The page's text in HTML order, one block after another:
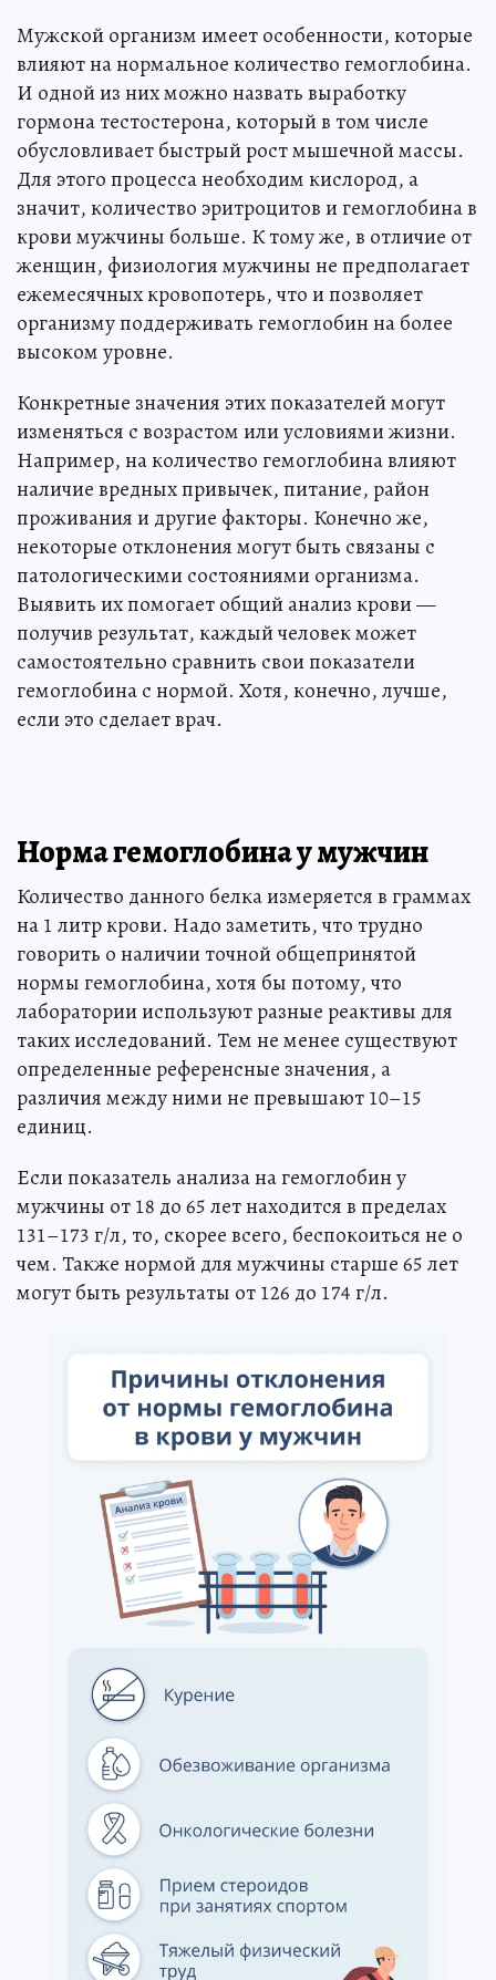
Мужской организм имеет особенности, которые
влияют на нормальное количество гемоглобина.
И одной из них можно назвать выработку
гормона тестостерона, который в том числе
обусловливает быстрый рост мышечной массы.
Для этого процесса необходим кислород, а
значит, количество эритроцитов и гемоглобина в
крови мужчины больше. К тому же, в отличие от
женщин, физиология мужчины не предполагает
ежемесячных кровопотерь, что и позволяет
организму поддерживать гемоглобин на более
высоком уровне.
Конкретные значения этих показателей могут
изменяться с возрастом или условиями жизни.
Например, на количество гемоглобина влияют
наличие вредных привычек, питание, район
проживания и другие факторы. Конечно же,
некоторые отклонения могут быть связаны с
патологическими состояниями организма.
Выявить их помогает общий анализ крови —
получив результат, каждый человек может
самостоятельно сравнить свои показатели
гемоглобина с нормой. Хотя, конечно, лучше,
если это сделает врач.
Норма гемоглобина у мужчин
Количество данного белка измеряется в граммах
на 1 литр крови. Надо заметить, что трудно
говорить о наличии точной общепринятой
нормы гемоглобина, хотя бы потому, что
лаборатории используют разные реактивы для
таких исследований. Тем не менее существуют
определенные референсные значения, а
различия между ними не превышают 10–15
единиц.
Если показатель анализа на гемоглобин у
мужчины от 18 до 65 лет находится в пределах
131–173 г/л, то, скорее всего, беспокоиться не о
чем. Также нормой для мужчины старше 65 лет
могут быть результаты от 126 до 174 г/л.